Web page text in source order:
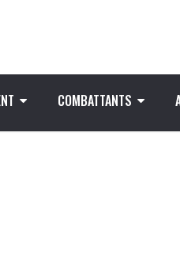
COMBATTANTS